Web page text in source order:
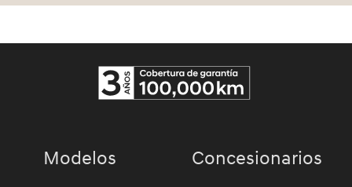
Modelos
Concesionarios